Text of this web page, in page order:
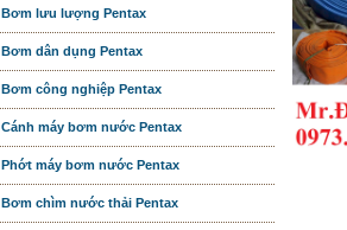
Bơm lưu lượng Pentax
Bơm dân dụng Pentax
Bơm công nghiệp Pentax
Cánh máy bơm nước Pentax
Phớt máy bơm nước Pentax
Bơm chìm nước thải Pentax